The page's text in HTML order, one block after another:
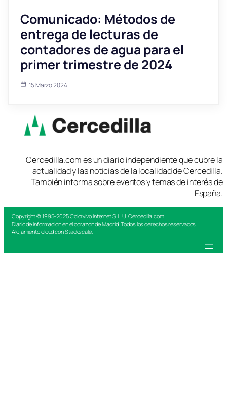
Comunicado: Métodos de
entrega de lecturas de
contadores de agua para el
primer trimestre de 2024
15 Marzo 2024
Cercedilla.com es un diario independiente que cubre la
actualidad y las noticias de la localidad de Cercedilla.
También informa sobre eventos y temas de interés de
España.
Copyright © 1995-2025Colorvivo Internet S.L.U. Cercedilla.com.
Diario de información en el corazón de Madrid. Todos los derechos reservados.
Alojamiento cloud con Stackscale.